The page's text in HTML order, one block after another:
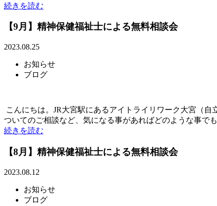
続きを読む
【9月】精神保健福祉士による無料相談会
2023.08.25
お知らせ
ブログ
こんにちは。JR大宮駅にあるアイトライリワーク大宮（
ついてのご相談など、気になる事があればどのような事で
続きを読む
【8月】精神保健福祉士による無料相談会
2023.08.12
お知らせ
ブログ